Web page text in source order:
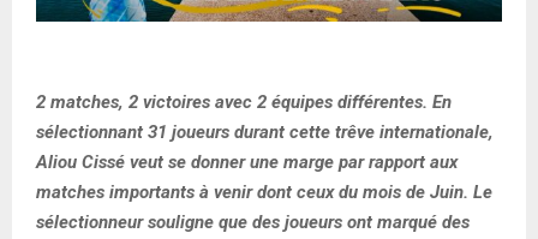
2 matches, 2 victoires avec 2 équipes différentes. En
sélectionnant 31 joueurs durant cette trêve internationale,
Aliou Cissé veut se donner une marge par rapport aux
matches importants à venir dont ceux du mois de Juin. Le
sélectionneur souligne que des joueurs ont marqué des